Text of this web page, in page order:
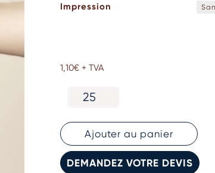
Impression
1,10€ + TVA
cou
en
Ajouter au panier
DEMANDEZ VOTRE DEVIS